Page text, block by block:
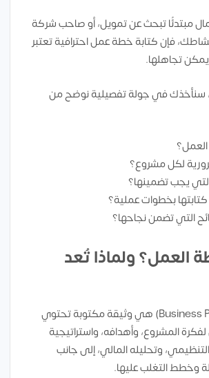
مبتدئًا تبحث عن تمويل، أو صاحب شركة
فإن كتابة خطة عمل احترافية تعتبر
تجاهلها.
سنأخذك في جولة تفصيلية نوضح من
لكل مشروع؟
يجب تضمينها؟
بخطوات عملية؟
التي تضمن نجاحها؟
ولماذا تُعد
خطة العمل (Business Plan) هي وثيقة مكتوبة تحتوي
المشروع، وأهدافه، واستراتيجية
وتحليله المالي، إلى جانب
وخطط التغلب عليها.